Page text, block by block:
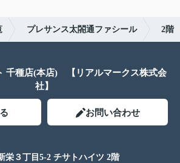
プレサンス太閤通ファシール 2階
千種店(本店) 【リアルマークス株式会
社】
お問い合わせ
栄３丁目5-2 チサトハイツ 2階